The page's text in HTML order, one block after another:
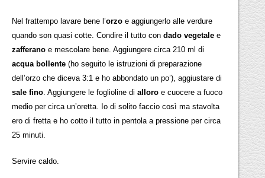
Nel frattempo lavare bene l’orzoe aggiungerlo alle verdure
quando son quasi cotte. Condire il tutto condado vegetalee
zafferano e mescolare bene. Aggiungere circa 210 ml di
acqua bollente(ho seguito le istruzioni di preparazione
dell’orzo che diceva 3:1 e ho abbondato un po’), aggiustare di
sale fino. Aggiungere le foglioline dialloro e cuocere a fuoco
medio per circa un’oretta. Io di solito faccio così ma stavolta
ero di fretta e ho cotto il tutto in pentola a pressione per circa
25 minuti.
Servire caldo.